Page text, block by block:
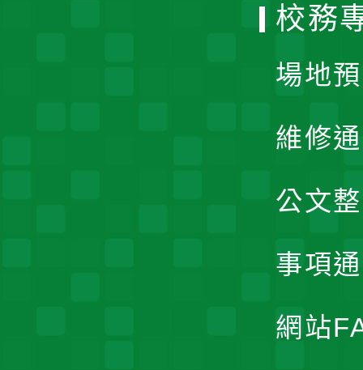
校務
場地
維修
公文
事項
網站